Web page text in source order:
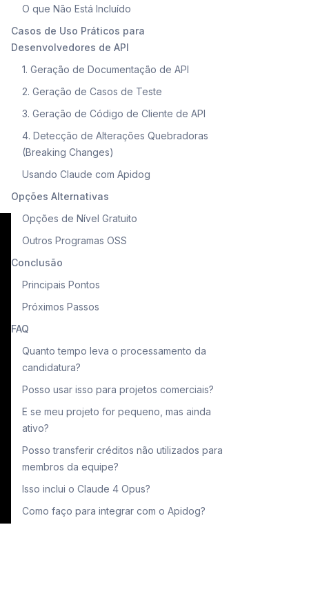
O que Não Está Incluído
Casos de Uso Práticos para
Desenvolvedores de API
1. Geração de Documentação de API
2. Geração de Casos de Teste
3. Geração de Código de Cliente de API
4. Detecção de Alterações Quebradoras
(Breaking Changes)
Usando Claude com Apidog
Opções Alternativas
Opções de Nível Gratuito
Outros Programas OSS
Conclusão
Principais Pontos
Próximos Passos
FAQ
Quanto tempo leva o processamento da
candidatura?
Posso usar isso para projetos comerciais?
E se meu projeto for pequeno, mas ainda
ativo?
Posso transferir créditos não utilizados para
membros da equipe?
Isso inclui o Claude 4 Opus?
Como faço para integrar com o Apidog?